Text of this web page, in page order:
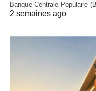
Banque Centrale Populaire
2 semaines ago